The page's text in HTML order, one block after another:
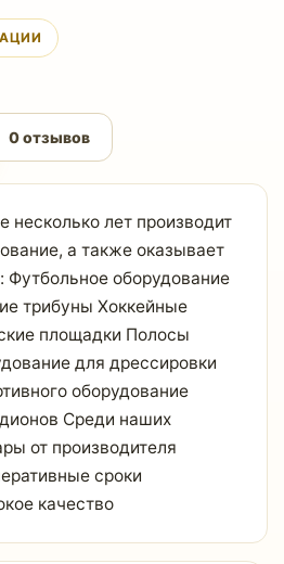
0 отзывов
лет производит
а также оказывает
Футбольное оборудование
трибуны Хоккейные
площадки Полосы
для дрессировки
оборудование
Среди наших
от производителя
сроки
качество